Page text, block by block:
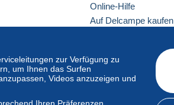
zur Verfügung zu
um Ihnen das Surfen
Videos anzuzeigen und
Online-Hilfe
Auf Delcampe kaufen
Eine sichere Website